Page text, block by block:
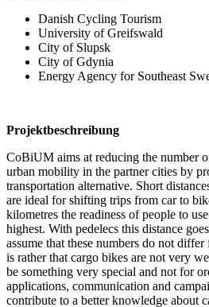
Danish Cycling Tourism
University of Greifswald
City of Slupsk
City of Gdynia
Energy Agency for Southeast
Projektbeschreibung
CoBiUM aims at reducing the number
urban mobility in the partner cities by
transportation alternative. Short
are ideal for shifting trips from car to
kilometres the readiness of people to
highest. With pedelecs this distance
assume that these numbers do not
is rather that cargo bikes are not very
be something very special and not for
applications, communication and
contribute to a better knowledge about